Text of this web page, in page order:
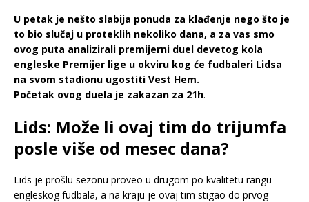
U petak je nešto slabija ponuda za klađenje nego što je
to bio slučaj u proteklih nekoliko dana, a za vas smo
ovog puta analizirali premijerni duel devetog kola
engleske Premijer lige u okviru kog će fudbaleri Lidsa
na svom stadionu ugostiti Vest Hem.
Početak ovog duela je zakazan za 21h.
Lids: Može li ovaj tim do trijumfa
posle više od mesec dana?
Lids je prošlu sezonu proveo u drugom po kvalitetu rangu
engleskog fudbala, a na kraju je ovaj tim stigao do prvog